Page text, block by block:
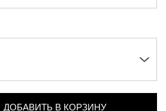
ДОБАВИТЬ В КОРЗИНУ